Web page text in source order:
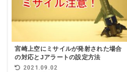
宮崎上空にミサイルが発射された場合
の対応とJアラートの設定方法
2021.09.02